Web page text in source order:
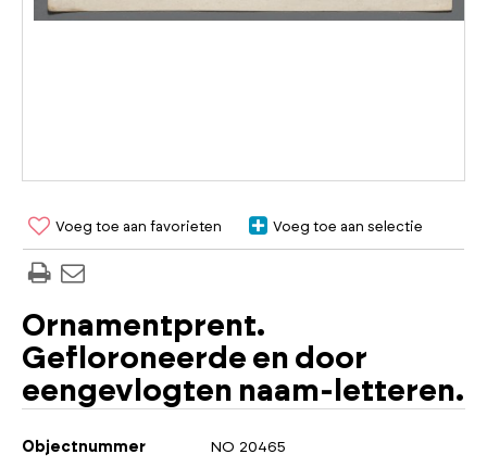
Voeg toe aan favorieten Voeg toe aan selectie
Ornamentprent.
Gefloroneerde en door
eengevlogten naam-letteren.
Objectnummer NO 20465